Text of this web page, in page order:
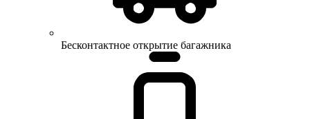
Бесконтактное открытие багажника